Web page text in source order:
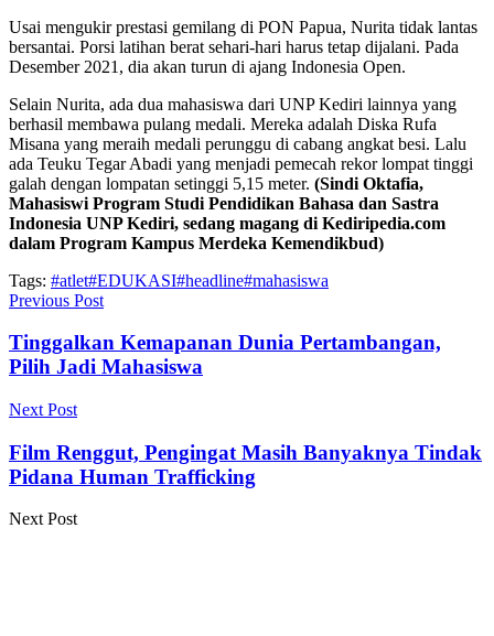
Usai mengukir prestasi gemilang di PON Papua, Nurita tidak lantas
bersantai. Porsi latihan berat sehari-hari harus tetap dijalani. Pada
Desember 2021, dia akan turun di ajang Indonesia Open.
Selain Nurita, ada dua mahasiswa dari UNP Kediri lainnya yang
berhasil membawa pulang medali. Mereka adalah Diska Rufa
Misana yang meraih medali perunggu di cabang angkat besi. Lalu
ada Teuku Tegar Abadi yang menjadi pemecah rekor lompat tinggi
galah dengan lompatan setinggi 5,15 meter. (Sindi Oktafia,
Mahasiswi Program Studi Pendidikan Bahasa dan Sastra
Indonesia UNP Kediri, sedang magang di Kediripedia.com
dalam Program Kampus Merdeka Kemendikbud)
Tags: #atlet#EDUKASI#headline#mahasiswa
Previous Post
Tinggalkan Kemapanan Dunia Pertambangan,
Pilih Jadi Mahasiswa
Next Post
Film Renggut, Pengingat Masih Banyaknya Tindak
Pidana Human Trafficking
Next Post